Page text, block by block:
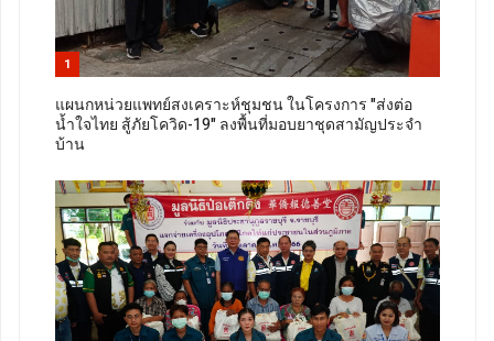
1
แผนกหน่วยแพทย์สงเคราะห์ชุมชน ในโครงการ "ส่งต่อ
น้ำใจไทย สู้ภัยโควิด-19" ลงพื้นที่มอบยาชุดสามัญประจำ
บ้าน